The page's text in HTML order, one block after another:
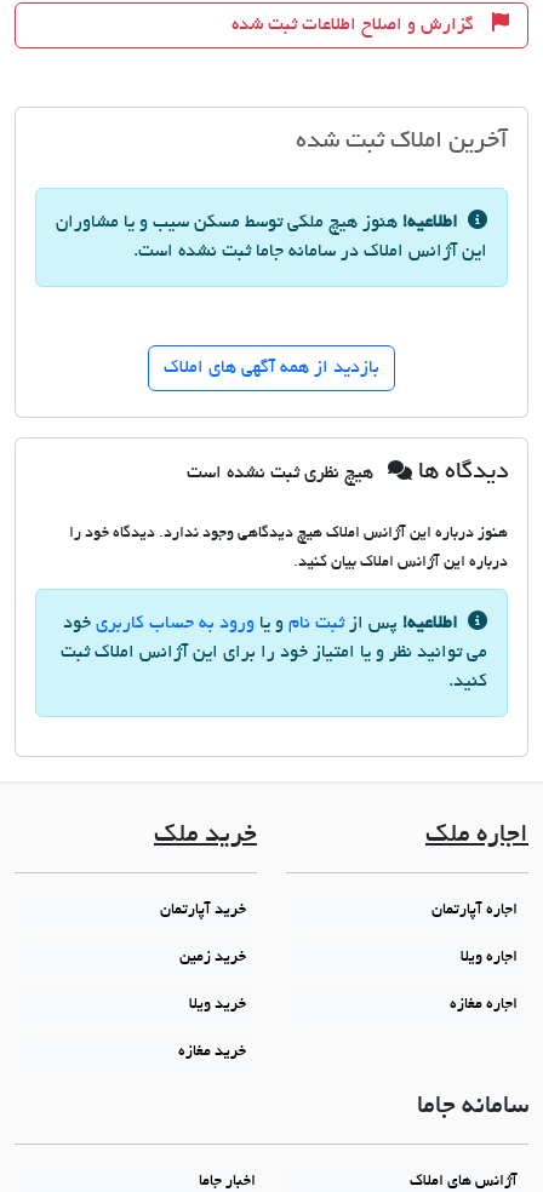
گزارش و اصلاح اطلاعات ثبت شده
آخرین املاک ثبت شده
اطلاعیه! هنوز هیچ ملکی توسط مسکن سیب و یا مشاوران
این آژانس املاک در سامانه جاما ثبت نشده است.
بازدید از همه آگهی های املاک
دیدگاه ها هیچ نظری ثبت نشده است
هنوز درباره این آژانس املاک هیچ دیدگاهی وجود ندارد. دیدگاه خود را
درباره این آژانس املاک بیان کنید.
اطلاعیه! پس ازثبت نام و یا ورود به حساب کاربری خود
می توانید نظر و یا امتیاز خود را برای این آژانس املاک ثبت
کنید.
اجاره ملک
اجاره آپارتمان
اجاره ویلا
اجاره مغازه
خرید ملک
خرید آپارتمان
خرید زمین
خرید ویلا
خرید مغازه
سامانه جاما
آژانس های املاک اخبار جاما